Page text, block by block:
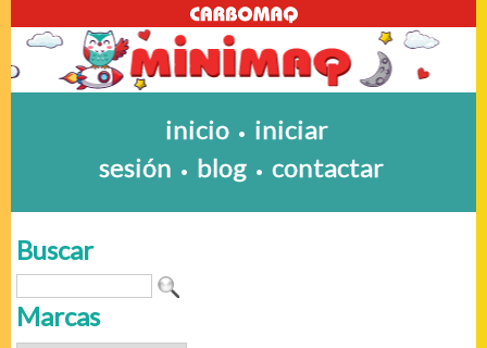
inicio • iniciar
sesión • blog • contactar
Buscar
Marcas